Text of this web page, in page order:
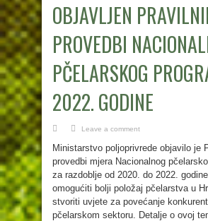
OBJAVLJEN
PROVEDBI
PČELARSKOG
2022. GODINE
Leave a comment
Ministarstvo poljoprivrede objavilo je
provedbi mjera Nacionalnog
za razdoblje od 2020. do 2022.
omogućiti bolji položaj pčelarstva u
stvoriti uvjete za povećanje
pčelarskom sektoru. Detalje o ovoj